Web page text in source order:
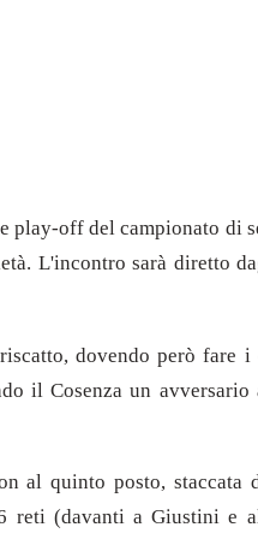
play-off del campionato di
L'incontro sarà diretto
dovendo però fare
il Cosenza un avversario
al quinto posto, staccata
reti (davanti a Giustini e